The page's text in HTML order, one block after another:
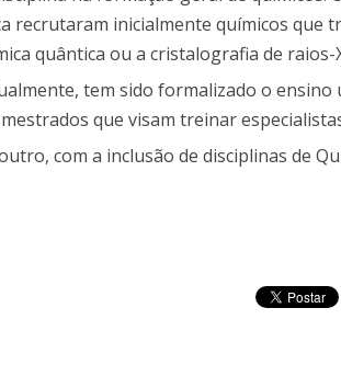
recrutaram inicialmente químicos que
quântica ou a cristalografia de
tem sido formalizado o
que visam treinar
com a inclusão de disciplinas de